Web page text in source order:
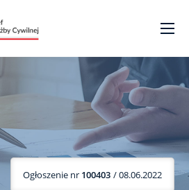
Ogłoszenie nr 100403 / 08.06.2022